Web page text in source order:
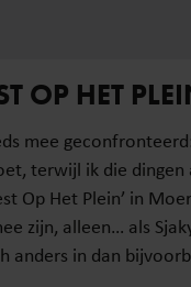
OP HET
mee
terwijl ik die dingen
Op Het Plein’ in
zijn, alleen… als
anders in dan